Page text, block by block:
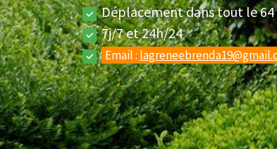
Déplacement dans tout le 64
7j/7 et 24h/24
Email :